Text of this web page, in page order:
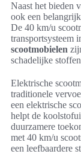
Naast het bieden
ook een
De 40 km/u
transportsysteem
scootmobielen
schadelijke
Elektrische
traditionele
een elektrische
helpt de
duurzamere
met 40 km/u
een leefbaardere